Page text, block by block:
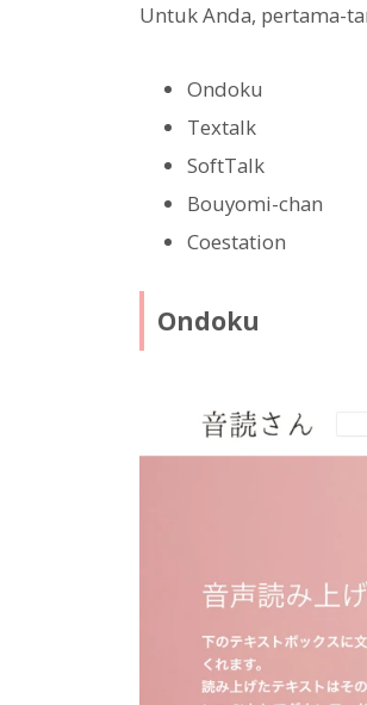
Untuk Anda, pertama-
Ondoku
Textalk
SoftTalk
Bouyomi-chan
Coestation
Ondoku